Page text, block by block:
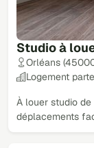
Studio à
Orléans
Logement
À louer studio de
déplacements